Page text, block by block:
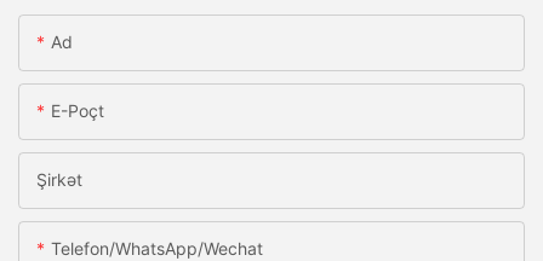
Ad
E-Poçt
Şirkət
Telefon/whatsApp/wechat